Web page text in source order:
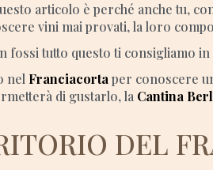
articolo è perché anche tu,
vini mai provati, la loro
fossi tutto questo ti consigliamo
nel Franciacorta per conoscere
di gustarlo, la Cantina
DEL